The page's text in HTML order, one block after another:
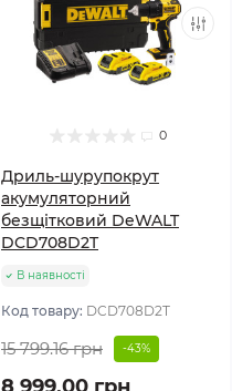
0
Дриль-шурупокрут
акумуляторний
безщітковий DeWALT
DCD708D2T
В наявності
Код товару: DCD708D2T
15 799.16 грн -43%